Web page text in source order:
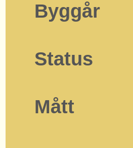
Byggår
Status
Mått